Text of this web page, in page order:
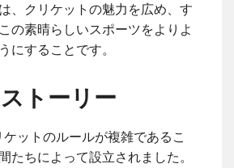
、クリケットの魅力を広め、す
の素晴らしいスポーツをよりよ
にすることです。
トーリー
ットのルールが複雑であるこ
たちによって設立されました。